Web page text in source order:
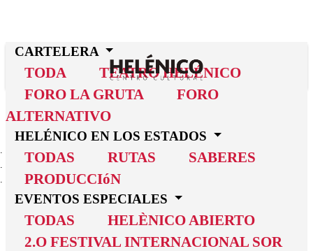
CARTELERA
TODA
TEATRO HELÉNICO
FORO LA GRUTA
FORO
ALTERNATIVO
HELÉNICO EN LOS ESTADOS
TODAS RUTAS
SABERES
PRODUCCIóN
EVENTOS ESPECIALES
TODAS
HELÈNICO ABIERTO
2.O FESTIVAL INTERNACIONAL SOR
INICIO
CARTELERA
CIRCO DO SÓ EU
Circo Do